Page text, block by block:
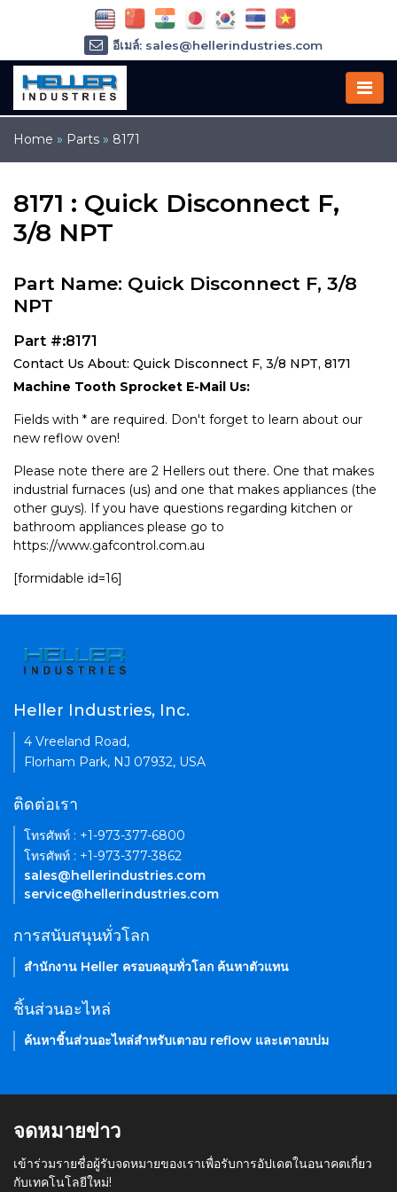
Home » Parts » 8171
8171 : Quick Disconnect F,
3/8 NPT
Part Name: Quick Disconnect F, 3/8
NPT
Part #:8171
Contact Us About: Quick Disconnect F, 3/8 NPT, 8171
Machine Tooth Sprocket E-Mail Us:
Fields with * are required. Don't forget to learn about our
new reflow oven!
Please note there are 2 Hellers out there. One that makes
industrial furnaces (us) and one that makes appliances (the
other guys). If you have questions regarding kitchen or
bathroom appliances please go to
https://www.gafcontrol.com.au
[formidable id=16]
อีเมล์: sales@hellerindustries.com
อีเมล์: service@hellerindustries.com
โทรศัพท์ :
Heller Industries, Inc.
4 Vreeland Road,
Florham Park, NJ 07932, USA
ติดต่อเรา
โทรศัพท์ : +1-973-377-6800
โทรศัพท์ : +1-973-377-3862
sales@hellerindustries.com
service@hellerindustries.com
การสนับสนุนทั่วโลก
สำนักงาน Heller ครอบคลุมทั่วโลก ค้นหาตัวแทน
ชิ้นส่วนอะไหล่
ค้นหาชิ้นส่วนอะไหล่สำหรับเตาอบ reflow และเตาอบบ่ม
จดหมายข่าว
เข้าร่วมรายชื่อผู้รับจดหมายของเราเพื่อรับการอัปเดตในอนาคตเกี่ยว
กับเทคโนโลยีใหม่!